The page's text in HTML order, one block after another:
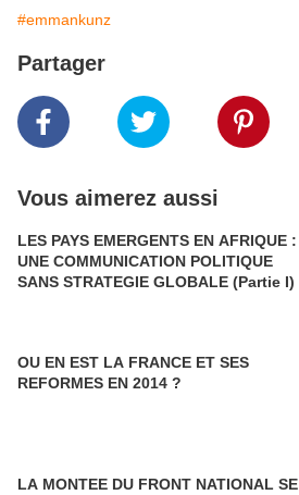
#emmankunz
Partager
Vous aimerez aussi
LES PAYS EMERGENTS EN AFRIQUE :
UNE COMMUNICATION POLITIQUE
SANS STRATEGIE GLOBALE (Partie I)
OU EN EST LA FRANCE ET SES
REFORMES EN 2014 ?
LA MONTEE DU FRONT NATIONAL SE